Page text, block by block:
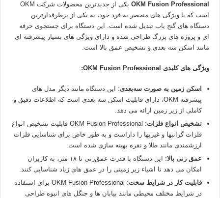
OKM Fusion Professional
یکی از جدیدترین محصولات شرکت OKM
است که با ویژگی‌ های منحصر به فرد خود، به یکی از پرطرفدارترین
دستگاه‌ هایگنج یاب تبدیل شده است. این دستگاه برای جستجوی حرفه‌
ای و پروژه‌ های بزرگ طراحی شده و دارای ویژگی‌ های بسیار پیشرفته‌ ای
مانند اسکن سه‌ بعدی و تشخیص عمق بالا است.
ویژگی‌ های کلیدی OKM Fusion Professional:
اسکن زمین به صورت سه‌بعدی: این دستگاه مانند دیگر مدل‌ های
پیشرفته OKM، دارای قابلیت اسکن سه‌ بعدی است که اطلاعات دقیق و
کاملی از زیر زمین ارائه می‌ دهد.
تشخیص انواع فلزات
: OKM Fusion Professional قابلیت تشخیص انواع
فلزات گرانبها و غیربها را داراست و به طور خاص برای شناسایی فلزات
ارزشمندی مانند طلا و نقره بهینه‌ سازی شده است.
عمق‌ زنی بالا
: این دستگاه با قدرت عمق‌زنی تا ۱۸ متر، به کاربران
امکان می‌ دهد تا اشیاء زیر زمینی را در عمق‌ های زیاد شناسایی کنند.
قابلیت کار در شرایط سخت
: OKM Fusion Professional برای استفاده
در شرایط مختلف محیطی مانند بیابان‌ ها و جنگل‌ های انبوه طراحی